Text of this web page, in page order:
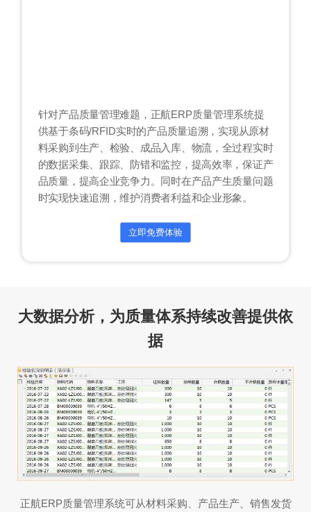
针对产品质量管理难题，正航ERP质量管理系统提
供基于条码/RFID实时的产品质量追溯，实现从原材
料采购到生产、检验、成品入库、物流，全过程实时
的数据采集、跟踪、防错和监控，提高效率，保证产
品质量，提高企业竞争力。同时在产品产生质量问题
时实现快速追溯，维护消费者利益和企业形象。
立即免费体验
大数据分析，为质量体系持续改善提供依
据
正航ERP质量管理系统可从材料采购、产品生产、销售发货